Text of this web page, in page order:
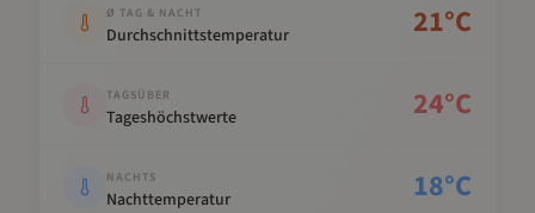
Ø TAG & NACHT
Durchschnittstemperatur 21°C
TAGSÜBER
Tageshöchstwerte 24°C
NACHTS
Nachttemperatur 18°C